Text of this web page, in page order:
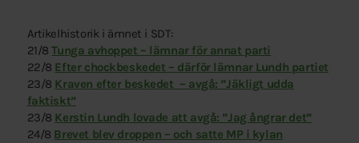
Artikelhistorik i ämnet i SDT:
21/8Tunga avhoppet – lämnar för annat parti
22/8 Efter chockbeskedet – därför lämnar Lundh partiet
23/8 Kraven efter beskedet – avgå: ”Jäkligt udda
faktiskt”
23/8 Kerstin Lundh lovade att avgå: ”Jag ångrar det”
24/8 Brevet blev droppen – och satte MP i kylan